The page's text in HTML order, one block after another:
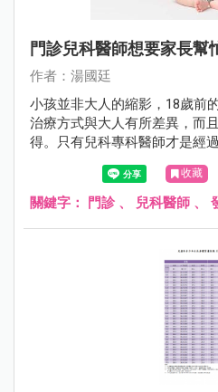
門診兒科醫師想要家長幫
作者：湯國廷
小孩並非大人的縮影，18歲前
治療方式與大人有所差異，而
得。只有兒科專科醫師才是經
練。相較於其他科，兒科醫師
收藏
關鍵字： 門診 、 兒科醫師 、